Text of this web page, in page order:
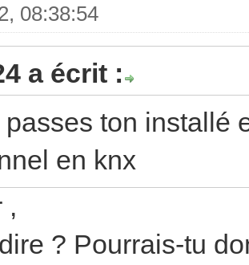
08:38:54
a écrit :
passes ton installé
en knx
,
? Pourrais-tu